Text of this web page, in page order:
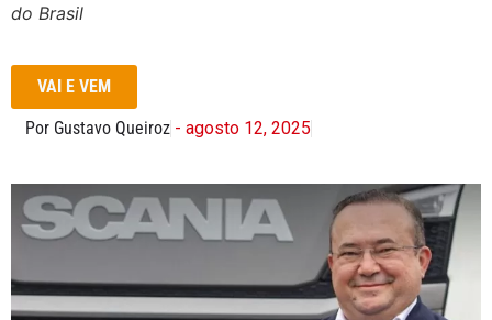
do Brasil
VAI E VEM
Por Gustavo Queiroz - agosto 12, 2025